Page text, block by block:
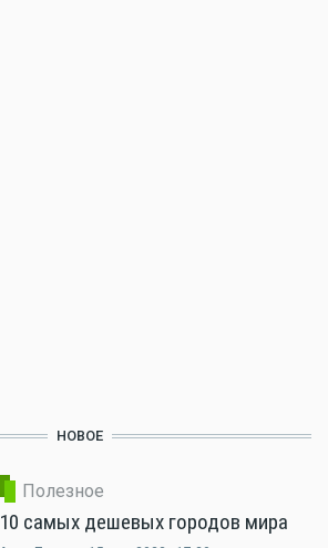
НОВОЕ
Полезное
10 самых дешевых городов мира